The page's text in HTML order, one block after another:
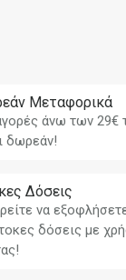
Μεταφορικά
άνω των 29€
δωρεάν!
Δόσεις
να
δόσεις με